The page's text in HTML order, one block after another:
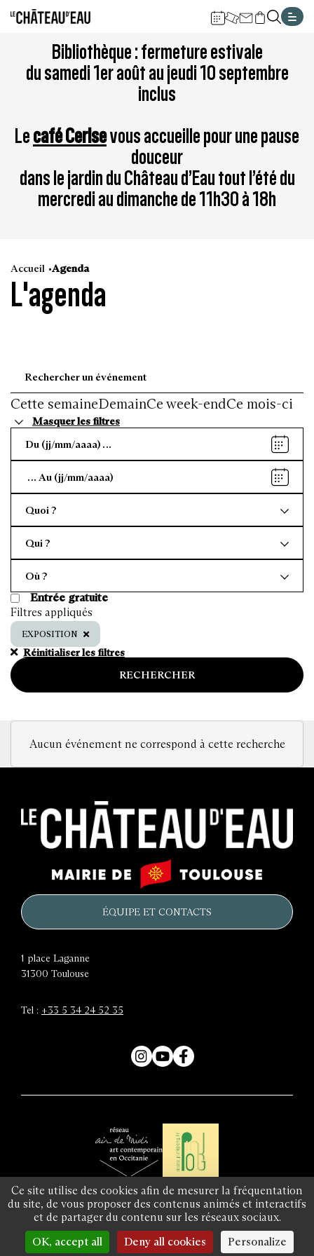
Ce site utilise des cookies afin de mesurer la fréquentation
du site, de vous proposer des contenus animés et interactifs
et de partager du contenu sur les réseaux sociaux.
OK, accept all
Deny all cookies Personalize
Aller
contenu
Aller
à
la
navigation
à
la
recherche
Aller
au
pied
plan
Bibliothèque : fermeture estivale
du samedi 1er août au jeudi 10 septembre
inclus
Lecafé Cerisevous accueille pour une pause
douceur
dans le jardin du Château d’Eau tout l’été du
mercredi au dimanche de 11h30 à 18h
Accueil Agenda
L'agenda
Cette semaineDemainCe week-endCe mois-ci
Masquer les filtres
Date
Date
Quoi ?
Qui ?
Où ?
Entrée gratuite
Filtres appliqués
EXPOSITION
Réinitialiser les filtres
RECHERCHER
Aucun événement ne correspond à cette recherche
château
d'eau
Mairie
de
ÉQUIPE ET CONTACTS
1 place Laganne
31300 Toulouse
Tel : +33 5 34 24 52 35
Instagram
YouTubeFacebook
de
Midi
-
Réseau
Pinkpong
Accessibilité : partiellement conforme
Gestion des cookies Conditions générales de vente